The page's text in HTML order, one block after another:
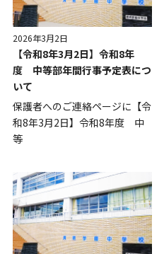
2026年3月2日
【令和8年3月2日】令和8年
度 中等部年間行事予定表につ
いて
保護者へのご連絡ページに【令
和8年3月2日】令和8年度 中
等